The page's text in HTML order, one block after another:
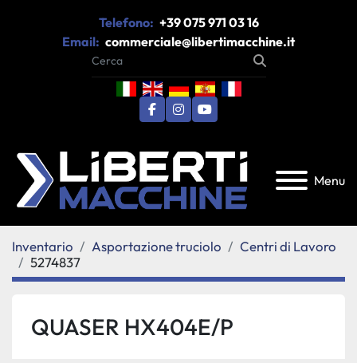
Telefono: +39 075 971 03 16
Email: commerciale@libertimacchine.it
facebook
instagram
youtube
Menu
Inventario Asportazione truciolo
Centri di Lavoro
5274837
QUASER HX404E/P